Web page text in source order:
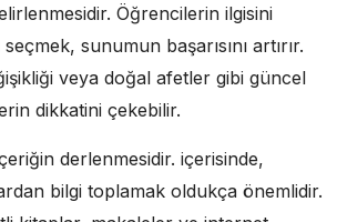
Öğrencilerin ilgisini
sunumun başarısını artırır.
veya doğal afetler gibi güncel
dikkatini çekebilir.
derlenmesidir. içerisinde,
bilgi toplamak oldukça önemlidir.